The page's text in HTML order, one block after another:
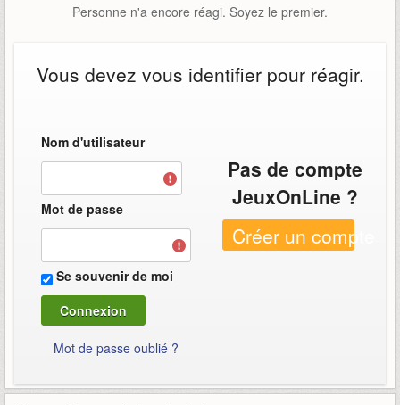
Personne n'a encore réagi. Soyez le premier.
Vous devez vous identifier pour réagir.
Nom d'utilisateur
Mot de passe
Se souvenir de moi
Mot de passe oublié ?
Pas de compte
JeuxOnLine ?
Créer un compte